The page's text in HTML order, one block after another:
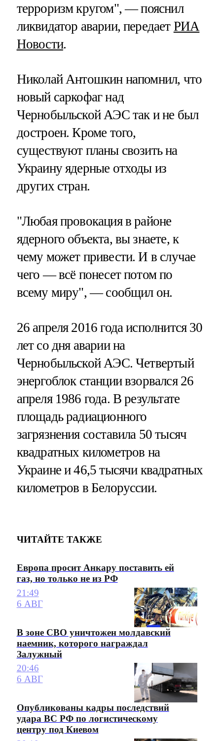
терроризм кругом", — пояснил
ликвидатор аварии, передает РИА
Новости.
Николай Антошкин напомнил, что
новый саркофаг над
Чернобыльской АЭС так и не был
достроен. Кроме того,
существуют планы свозить на
Украину ядерные отходы из
других стран.
"Любая провокация в районе
ядерного объекта, вы знаете, к
чему может привести. И в случае
чего — всё понесет потом по
всему миру", — сообщил он.
26 апреля 2016 года исполнится 30
лет со дня аварии на
Чернобыльской АЭС. Четвертый
энергоблок станции взорвался 26
апреля 1986 года. В результате
площадь радиационного
загрязнения составила 50 тысяч
квадратных километров на
Украине и 46,5 тысячи квадратных
километров в Белоруссии.
ЧИТАЙТЕ ТАКЖЕ
Европа просит Анкару поставить ей
газ, но только не из РФ
21:49
6 АВГ
В зоне СВО уничтожен молдавский
наемник, которого награждал
Залужный
20:46
6 АВГ
Опубликованы кадры последствий
удара ВС РФ по логистическому
центру под Киевом